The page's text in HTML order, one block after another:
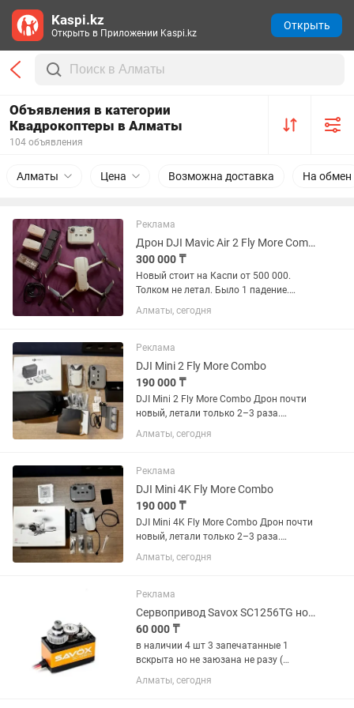
Объявления в категории
Квадрокоптеры в Алматы
104 объявления
Алматы Цена Возможна доставка На обмен
Реклама
Дрон DJI Mavic Air 2 Fly More Combo
300 000 ₸
Новый стоит на Каспи от 500 000.
Толком не летал. Было 1 падение.
Заменена ножка. Все работает. Без
коробки
Алматы, сегодня
Реклама
DJI Mini 2 Fly More Combo
190 000 ₸
DJI Mini 2 Fly More Combo Дрон почти
новый, летали только 2–3 раза.
Полностью оригинальный DJI, без
ремонтов и скрытых дефектов. Все
оригинальный комплект в...
Алматы, сегодня
Реклама
DJI Mini 4K Fly More Combo
190 000 ₸
DJI Mini 4K Fly More Combo Дрон почти
новый, летали только 2–3 раза.
Полностью оригинальный DJI, без
ремонтов и скрытых дефектов. Все
оригинальный комплект в...
Алматы, сегодня
Реклама
Сервопривод Savox SC1256TG новый
60 000 ₸
в наличии 4 шт 3 запечатанные 1
вскрыта но не заюзана не разу (
вскрывал что бы проверить
комплектность много времени назад
Алматы, сегодня
Kaspi.kz
Открыть в Приложении Kaspi.kz
Открыть